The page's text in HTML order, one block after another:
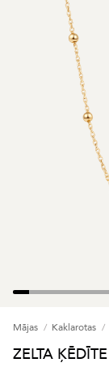
Mājas Kaklarotas
ZELTA ĶĒDĪTE